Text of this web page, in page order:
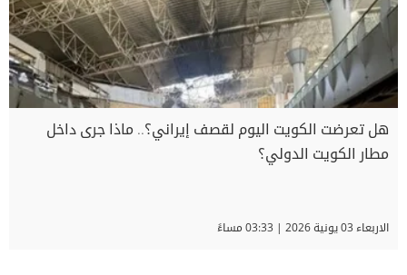
هل تعرضت الكويت اليوم لقصف إيراني؟.. ماذا جرى داخل
مطار الكويت الدولي؟
الاربعاء 03 يونية 2026 | 03:33 مساءً